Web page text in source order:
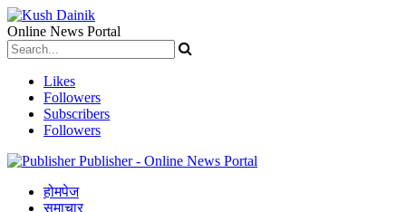
Online News Portal
Likes
Followers
Subscribers
Followers
Publisher - Online News Portal
होमपेज
समाचार